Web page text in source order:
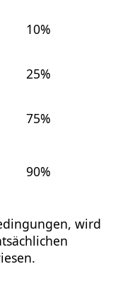
10%
25%
75%
90%
wird